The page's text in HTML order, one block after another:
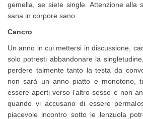
gemella, se siete single. Attenzione alla
sana in corpore sano.
Cancro
Un anno in cui mettersi in discussione,
solo potresti abbandonare la
perdere talmente tanto la testa da
non sarà un anno piatto e monotono,
essere aperti verso l’altro sesso e non
quando vi accusano di essere
piacevole incontro sotto le lenzuola